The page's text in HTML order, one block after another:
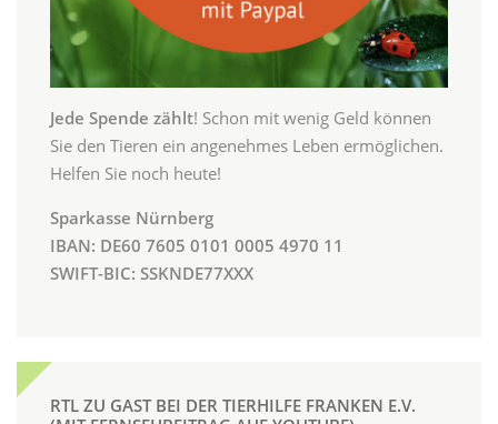
Jede Spende zählt! Schon mit wenig Geld können
Sie den Tieren ein angenehmes Leben ermöglichen.
Helfen Sie noch heute!
Sparkasse Nürnberg
IBAN: DE60 7605 0101 0005 4970 11
SWIFT-BIC: SSKNDE77XXX
RTL ZU GAST BEI DER TIERHILFE FRANKEN E.V.